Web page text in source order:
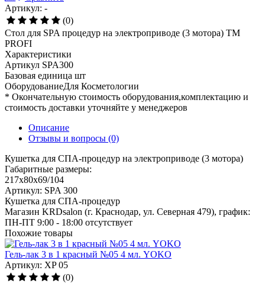
Артикул: -
(0)
Стол для SPA процедур на электроприводе (3 мотора) TM
PROFI
Характеристики
Артикул SPA300
Базовая единица шт
ОборудованиеДля Косметологии
* Окончательную стоимость оборудования,комплектацию и
стоимость доставки уточняйте у менеджеров
Описание
Отзывы и вопросы (0)
Кушетка для СПА-процедур на электроприводе (3 мотора)
Габаритные размеры:
217x80x69/104
Артикул: SPA 300
Кушетка для СПА-процедур
Магазин KRDsalon (г. Краснодар, ул. Северная 479), график:
ПН-ПТ 9:00 - 18:00 отсутствует
Похожие товары
Гель-лак 3 в 1 красный №05 4 мл. YOKO
Артикул: XP 05
(0)